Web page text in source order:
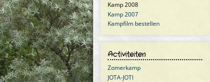
Kamp 2008
Kamp 2007
Kampfilm bestellen
Activiteiten
Zomerkamp
JOTA-JOTI